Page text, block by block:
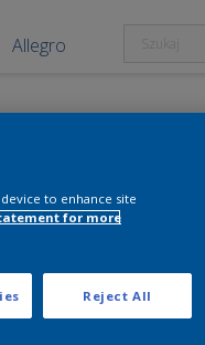
Allegro
to enhance site
for more
Reject All